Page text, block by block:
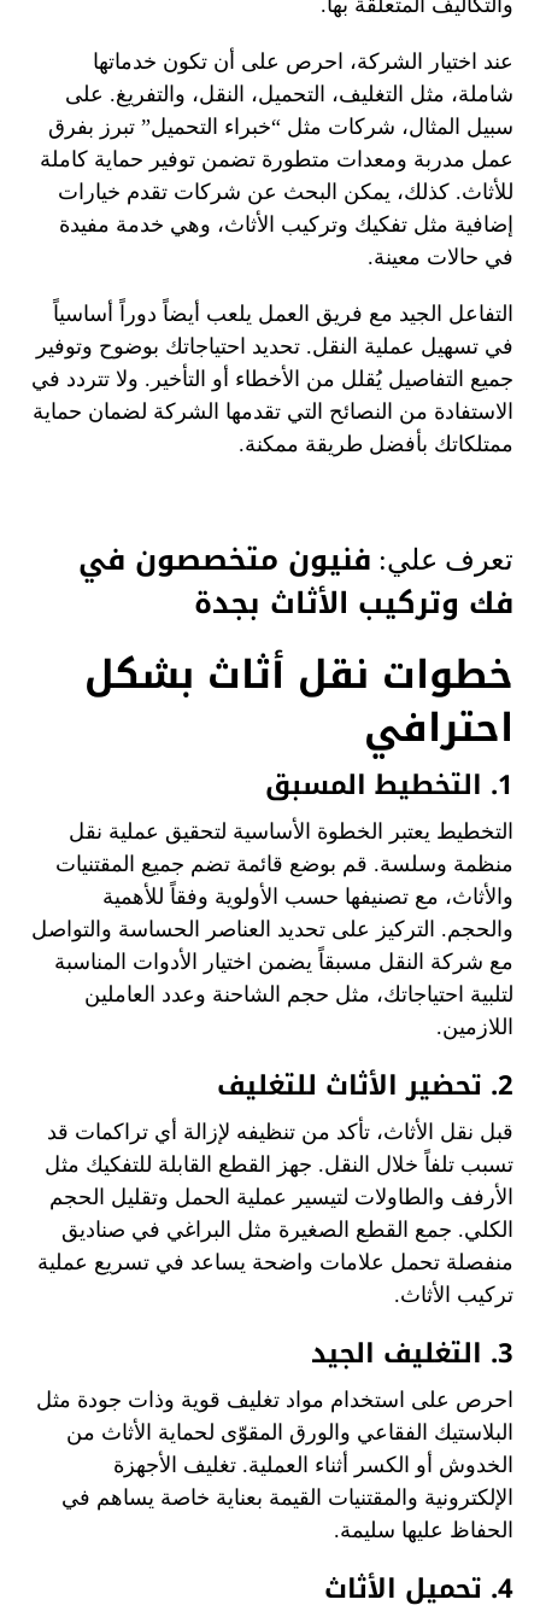
والتكاليف المتعلقة بها.
عند اختيار الشركة، احرص على أن تكون خدماتها
شاملة، مثل التغليف، التحميل، النقل، والتفريغ. على
سبيل المثال، شركات مثل “خبراء التحميل” تبرز بفرق
عمل مدربة ومعدات متطورة تضمن توفير حماية كاملة
للأثاث. كذلك، يمكن البحث عن شركات تقدم خيارات
إضافية مثل تفكيك وتركيب الأثاث، وهي خدمة مفيدة
في حالات معينة.
التفاعل الجيد مع فريق العمل يلعب أيضاً دوراً أساسياً
في تسهيل عملية النقل. تحديد احتياجاتك بوضوح وتوفير
جميع التفاصيل يُقلل من الأخطاء أو التأخير. ولا تتردد في
الاستفادة من النصائح التي تقدمها الشركة لضمان حماية
ممتلكاتك بأفضل طريقة ممكنة.
تعرف علي: فنيون متخصصون في
فك وتركيب الأثاث بجدة
خطوات نقل أثاث بشكل
احترافي
1. التخطيط المسبق
التخطيط يعتبر الخطوة الأساسية لتحقيق عملية نقل
منظمة وسلسة. قم بوضع قائمة تضم جميع المقتنيات
والأثاث، مع تصنيفها حسب الأولوية وفقاً للأهمية
والحجم. التركيز على تحديد العناصر الحساسة والتواصل
مع شركة النقل مسبقاً يضمن اختيار الأدوات المناسبة
لتلبية احتياجاتك، مثل حجم الشاحنة وعدد العاملين
اللازمين.
2. تحضير الأثاث للتغليف
قبل نقل الأثاث، تأكد من تنظيفه لإزالة أي تراكمات قد
تسبب تلفاً خلال النقل. جهز القطع القابلة للتفكيك مثل
الأرفف والطاولات لتيسير عملية الحمل وتقليل الحجم
الكلي. جمع القطع الصغيرة مثل البراغي في صناديق
منفصلة تحمل علامات واضحة يساعد في تسريع عملية
تركيب الأثاث.
3. التغليف الجيد
احرص على استخدام مواد تغليف قوية وذات جودة مثل
البلاستيك الفقاعي والورق المقوّى لحماية الأثاث من
الخدوش أو الكسر أثناء العملية. تغليف الأجهزة
الإلكترونية والمقتنيات القيمة بعناية خاصة يساهم في
الحفاظ عليها سليمة.
4. تحميل الأثاث